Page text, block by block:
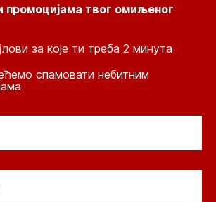
твог омиљеног
за које ти треба 2 минута
спамовати небитним